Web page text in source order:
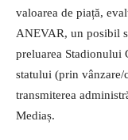
valoarea de piață,
ANEVAR, un posibil
preluarea Stadionului
statului (prin vânzare/
transmiterea
Mediaș.